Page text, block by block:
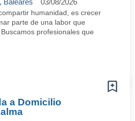
, Baleares 03/08/2026
humanidad, es crecer
parte de una labor que
profesionales que
a Domicilio